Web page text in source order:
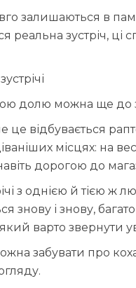
залишаються в
реальна зустріч, ці
долю можна ще до
це відбувається
місцях: на
дорогою до
з однією й тією ж
знову і знову,
варто звернути
забувати про